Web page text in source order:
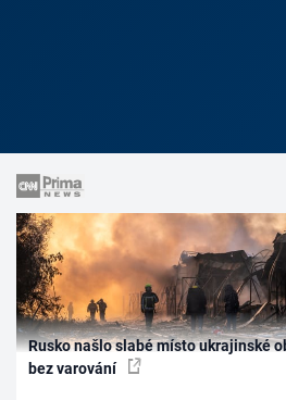
Rusko našlo slabé místo ukrajinské
bez varování